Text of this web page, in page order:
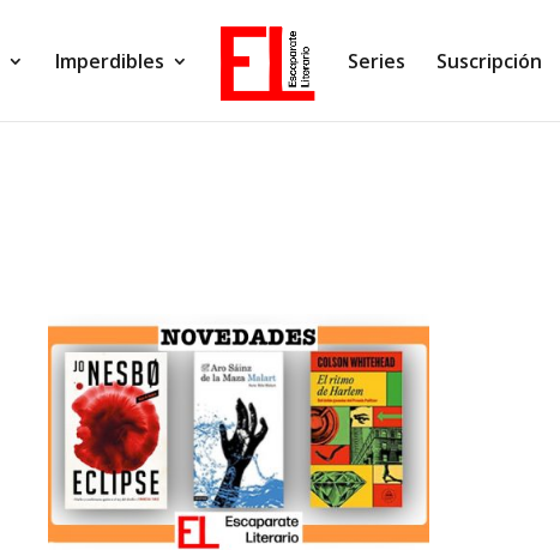
Imperdibles Series Suscripción